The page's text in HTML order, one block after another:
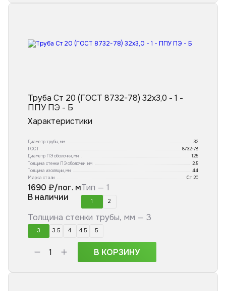
Труба Ст 20 (ГОСТ 8732-78) 32х3,0 - 1 -
ППУ ПЭ - Б
Характеристики
Диаметр трубы, мм
32
ГОСТ
8732-78
Диаметр ПЭ оболочки, мм
125
Толщина стенки ПЭ оболочки, мм
2.5
Толщина изоляции, мм
44
Марка стали
Ст 20
1690 ₽/пог. м
В наличии
Тип — 1
1 2
Толщина стенки трубы, мм — 3
3 3.5 4 4.5 5
В КОРЗИНУ